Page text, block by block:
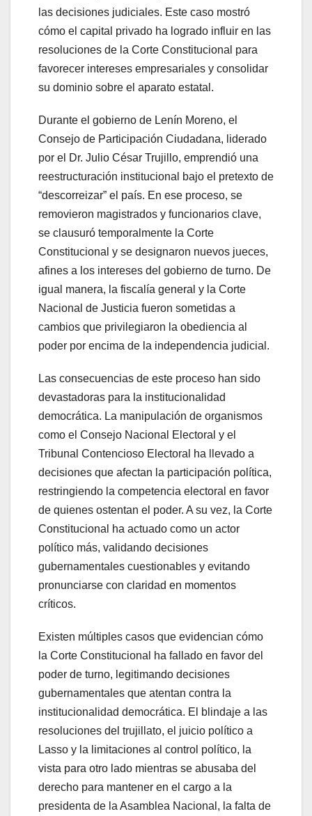
las decisiones judiciales. Este caso mostró
cómo el capital privado ha logrado influir en las
resoluciones de la Corte Constitucional para
favorecer intereses empresariales y consolidar
su dominio sobre el aparato estatal.
Durante el gobierno de Lenín Moreno, el
Consejo de Participación Ciudadana, liderado
por el Dr. Julio César Trujillo, emprendió una
reestructuración institucional bajo el pretexto de
“descorreizar” el país. En ese proceso, se
removieron magistrados y funcionarios clave,
se clausuró temporalmente la Corte
Constitucional y se designaron nuevos jueces,
afines a los intereses del gobierno de turno. De
igual manera, la fiscalía general y la Corte
Nacional de Justicia fueron sometidas a
cambios que privilegiaron la obediencia al
poder por encima de la independencia judicial.
Las consecuencias de este proceso han sido
devastadoras para la institucionalidad
democrática. La manipulación de organismos
como el Consejo Nacional Electoral y el
Tribunal Contencioso Electoral ha llevado a
decisiones que afectan la participación política,
restringiendo la competencia electoral en favor
de quienes ostentan el poder. A su vez, la Corte
Constitucional ha actuado como un actor
político más, validando decisiones
gubernamentales cuestionables y evitando
pronunciarse con claridad en momentos
críticos.
Existen múltiples casos que evidencian cómo
la Corte Constitucional ha fallado en favor del
poder de turno, legitimando decisiones
gubernamentales que atentan contra la
institucionalidad democrática. El blindaje a las
resoluciones del trujillato, el juicio político a
Lasso y la limitaciones al control político, la
vista para otro lado mientras se abusaba del
derecho para mantener en el cargo a la
presidenta de la Asamblea Nacional, la falta de